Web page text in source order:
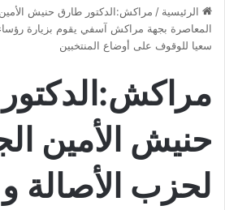
الرئيسية / مراكش:الدكتور طارق حنيش
المعاصرة بجهة مراكش آسفي يقوم بزيارة
سعيا للوقوف على أوضاع المنتخبين
حنيش الأمين
لحزب الأصالة و